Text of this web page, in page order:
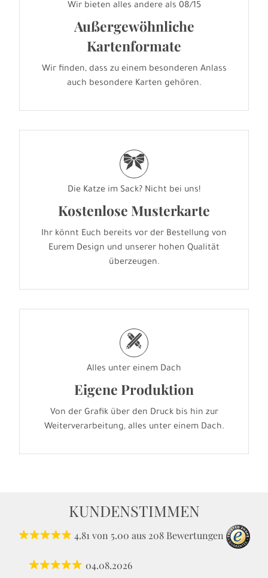
Wir bieten alles andere als 08/15
Außergewöhnliche
Kartenformate
Wir finden, dass zu einem besonderen Anlass
auch besondere Karten gehören.
r
Die Katze im Sack? Nicht bei uns!
Kostenlose Musterkarte
Ihr könnt Euch bereits vor der Bestellung von
Eurem Design und unserer hohen Qualität
überzeugen.
h
Alles unter einem Dach
Eigene Produktion
Von der Grafik über den Druck bis hin zur
Weiterverarbeitung, alles unter einem Dach.
KUNDENSTIMMEN
4.81 von 5.00 aus 208 Bewertungen
04.08.2026